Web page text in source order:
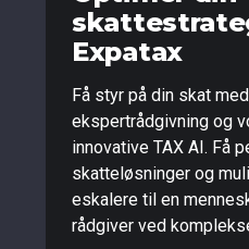
Expatax
Få styr på din skat
ekspertrådgivning og
innovative TAX AI. Få
skatteløsninger og
eskalere til en
rådgiver ved